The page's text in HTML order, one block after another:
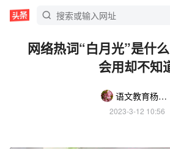
网络热词“白月光”是什
会用却不知
语文教育杨柳依依
2023-3-12 10:56